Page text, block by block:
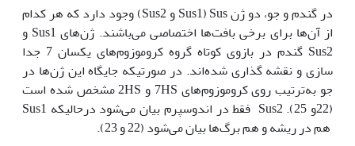
در گندم و جو، دو ژن Sus (Sus1 و Sus2) وجود دارد که هر کدام
از آن‌ها برای برخی بافت‌ها اختصاصی می‌باشند. ژن‌های Sus1 و
Sus2 گندم در بازوی کوتاه گروه کروموزوم‌های یکسان 7 جدا
سازی و نقشه گذاری شده‌اند. در صورتی‏که جایگاه این ژن‌ها در
جو به‌ترتیب روی کروموزوم‌های 7HS و 2HS مشخص شده است
(22و 25). Sus2 فقط در اندوسپرم بیان می‌شود درحالی‏که Sus1
هم در ریشه و هم برگ‌ها بیان می‌شود (22 و 23).